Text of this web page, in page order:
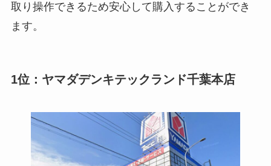
取り操作できるため安心して購入することができ
ます。
1位：ヤマダデンキテックランド千葉本店